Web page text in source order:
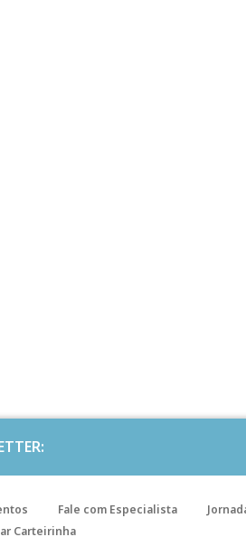
Fale com Especialista
Carteirinha